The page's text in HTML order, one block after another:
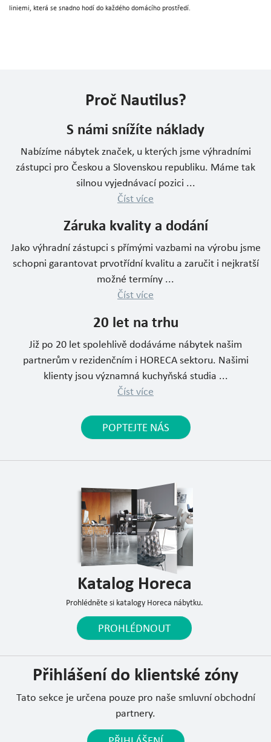
liniemi, která se snadno hodí do každého domácího prostředí.
Proč Nautilus?
S námi snížíte náklady
Nabízíme nábytek značek, u kterých jsme výhradními
zástupci pro Českou a Slovenskou republiku. Máme tak
silnou vyjednávací pozici ...
Číst více
Záruka kvality a dodání
Jako výhradní zástupci s přímými vazbami na výrobu jsme
schopni garantovat prvotřídní kvalitu a zaručit i nejkratší
možné termíny ...
Číst více
20 let na trhu
Již po 20 let spolehlivě dodáváme nábytek našim
partnerům v rezidenčním i HORECA sektoru. Našimi
klienty jsou významná kuchyňská studia ...
Číst více
POPTEJTE NÁS
Katalog Horeca
Prohlédněte si katalogy Horeca nábytku.
PROHLÉDNOUT
Přihlášení do klientské zóny
Tato sekce je určena pouze pro naše smluvní obchodní
partnery.